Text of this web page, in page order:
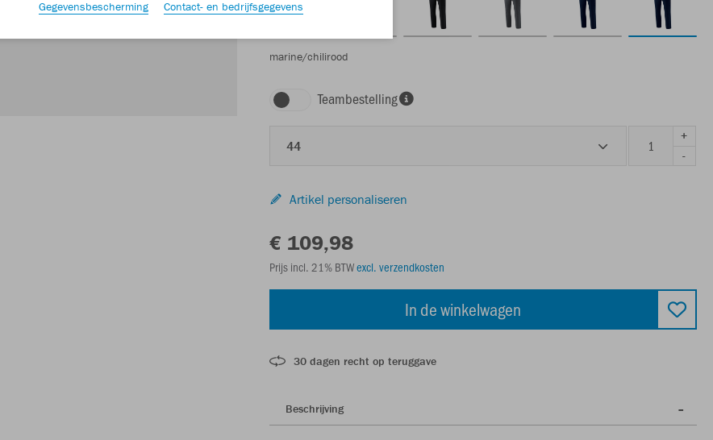
marine/chilirood
Teambestelling
44
+
-
Artikel personaliseren
€ 109,98
Prijs incl. 21% BTWexcl. verzendkosten
In de winkelwagen
30 dagen recht op teruggave
Beschrijving
Gegevensbescherming Contact- en bedrijfsgegevens